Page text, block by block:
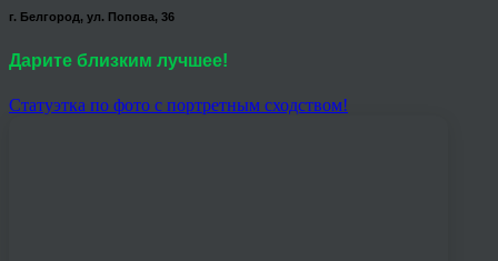
г. Белгород, ул. Попова, 36
Дарите близким лучшее!
Статуэтка по фото с портретным сходством!